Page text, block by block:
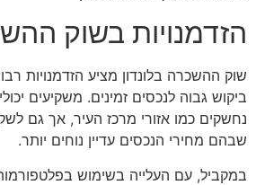
הזדמנויות בשוק
שוק ההשכרה בלונדון מציע הזדמנויות
ביקוש גבוה לנכסים זמינים. משקיעים
נחשקים כמו אזורי מרכז העיר, אך גם
שבהם מחירי הנכסים עדיין נוחים יותר.
במקביל, עם העלייה בשימוש